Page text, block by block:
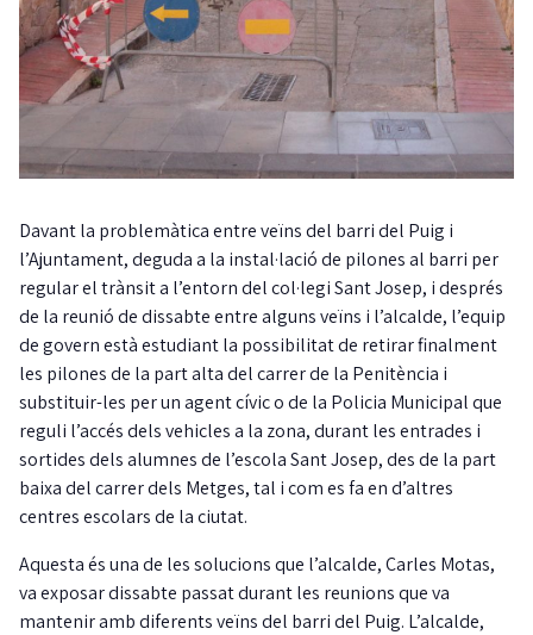
Davant la problemàtica entre veïns del barri del Puig i
l’Ajuntament, deguda a la instal·lació de pilones al barri per
regular el trànsit a l’entorn del col·legi Sant Josep, i després
de la reunió de dissabte entre alguns veïns i l’alcalde, l’equip
de govern està estudiant la possibilitat de retirar finalment
les pilones de la part alta del carrer de la Penitència i
substituir-les per un agent cívic o de la Policia Municipal que
reguli l’accés dels vehicles a la zona, durant les entrades i
sortides dels alumnes de l’escola Sant Josep, des de la part
baixa del carrer dels Metges, tal i com es fa en d’altres
centres escolars de la ciutat.
Aquesta és una de les solucions que l’alcalde, Carles Motas,
va exposar dissabte passat durant les reunions que va
mantenir amb diferents veïns del barri del Puig. L’alcalde,